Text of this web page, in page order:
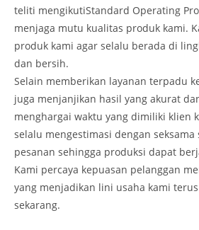
teliti mengikutiStandard Operating
menjaga mutu kualitas produk kami.
produk kami agar selalu berada di
dan bersih.
Selain memberikan layanan terpadu
juga menjanjikan hasil yang akurat
menghargai waktu yang dimiliki klien
selalu mengestimasi dengan seksama
pesanan sehingga produksi dapat
Kami percaya kepuasan pelanggan
yang menjadikan lini usaha kami
sekarang.